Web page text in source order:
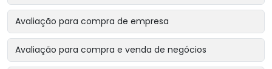
Avaliação para compra de empresa
Avaliação para compra e venda de negócios